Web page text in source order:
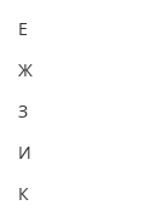
Е
Ж
З
И
К